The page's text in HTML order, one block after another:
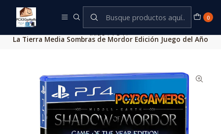
0
Inicio PS4
La Tierra Media Sombras de Mordor Edición Juego del Año